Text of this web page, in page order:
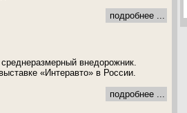
подробнее ...
внедорожник.
«Интеравто» в России.
подробнее ...